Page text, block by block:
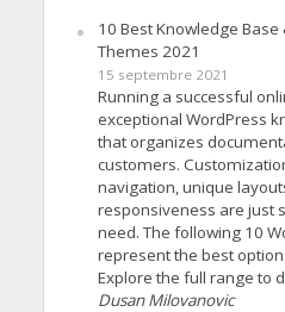
10 Best Knowledge Base
Themes 2021
15 septembre 2021
Running a successful
exceptional WordPress
that organizes
customers.
navigation, unique
responsiveness are just
need. The following 10
represent the best
Explore the full range to
Dusan Milovanovic